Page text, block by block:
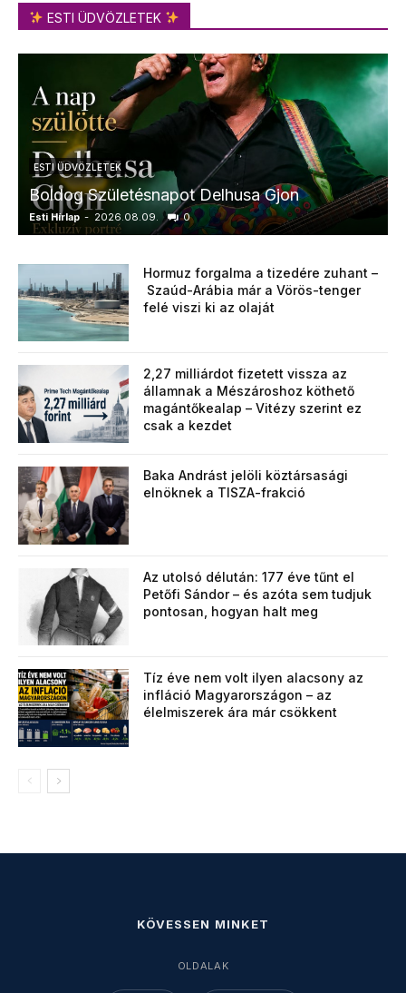
ESTI ÜDVÖZLETEK
ESTI ÜDVÖZLETEK
Boldog Születésnapot Delhusa Gjon
Esti Hírlap - 2026.08.09. 0
Hormuz forgalma a tizedére zuhant –
Szaúd-Arábia már a Vörös-tenger
felé viszi ki az olaját
2,27 milliárdot fizetett vissza az
államnak a Mészároshoz köthető
magántőkealap – Vitézy szerint ez
csak a kezdet
Baka Andrást jelöli köztársasági
elnöknek a TISZA-frakció
Az utolsó délután: 177 éve tűnt el
Petőfi Sándor – és azóta sem tudjuk
pontosan, hogyan halt meg
Tíz éve nem volt ilyen alacsony az
infláció Magyarországon – az
élelmiszerek ára már csökkent
KÖVESSEN MINKET
OLDALAK